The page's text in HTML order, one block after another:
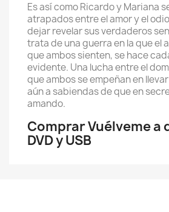
Es así como Ricardo y Mariana
atrapados entre el amor y el
dejar revelar sus verdaderos
trata de una guerra en la que el
que ambos sienten, se hace
evidente. Una lucha entre el
que ambos se empeñan en
aún a sabiendas de que en
amando.
Comprar Vuélveme a
DVD y USB